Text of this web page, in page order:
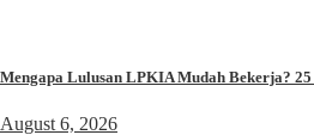
Mengapa Lulusan LPKIA Mudah Bekerja?
August 6, 2026